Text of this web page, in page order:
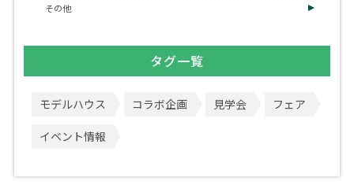
その他
タグ一覧
モデルハウス コラボ企画 見学会 フェア
イベント情報